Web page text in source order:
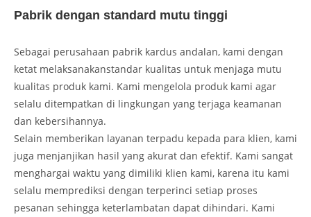
Pabrik dengan standard mutu tinggi
Sebagai perusahaan pabrik kardus andalan, kami dengan
ketat melaksanakanstandar kualitas untuk menjaga mutu
kualitas produk kami. Kami mengelola produk kami agar
selalu ditempatkan di lingkungan yang terjaga keamanan
dan kebersihannya.
Selain memberikan layanan terpadu kepada para klien, kami
juga menjanjikan hasil yang akurat dan efektif. Kami sangat
menghargai waktu yang dimiliki klien kami, karena itu kami
selalu memprediksi dengan terperinci setiap proses
pesanan sehingga keterlambatan dapat dihindari. Kami